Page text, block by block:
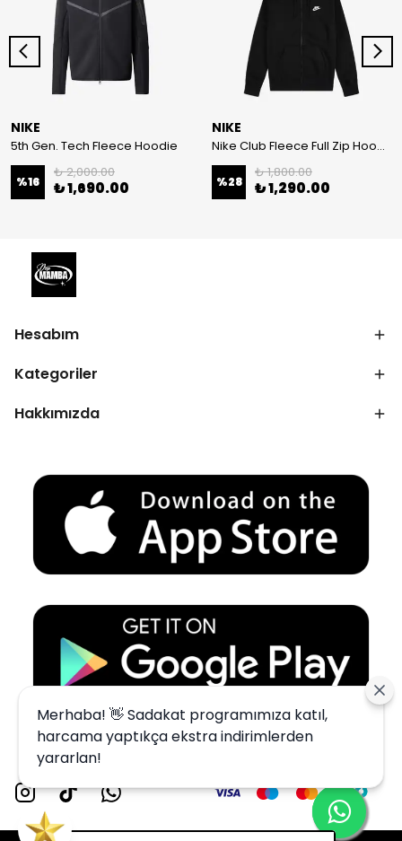
NIKE
5th Gen. Tech Fleece Hoodie
%16
₺ 2,000.00
₺ 1,690.00
NIKE
Nike Club Fleece Full Zip Hoodie
%28
₺ 1,800.00
₺ 1,290.00
Hesabım
Kategoriler
Hakkımızda
Merhaba! 👋 Sadakat programımıza katıl,
harcama yaptıkça ekstra indirimlerden
yararlan!